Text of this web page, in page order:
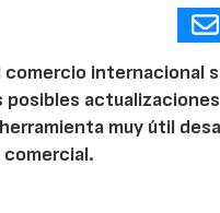
comercio internacional
muy útil